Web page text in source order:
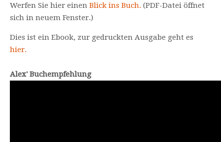
Werfen Sie hier einen Blick ins Buch. (PDF-Datei öffnet
sich in neuem Fenster.)
Dies ist ein Ebook, zur gedruckten Ausgabe geht es
hier.
Alex' Buchempfehlung